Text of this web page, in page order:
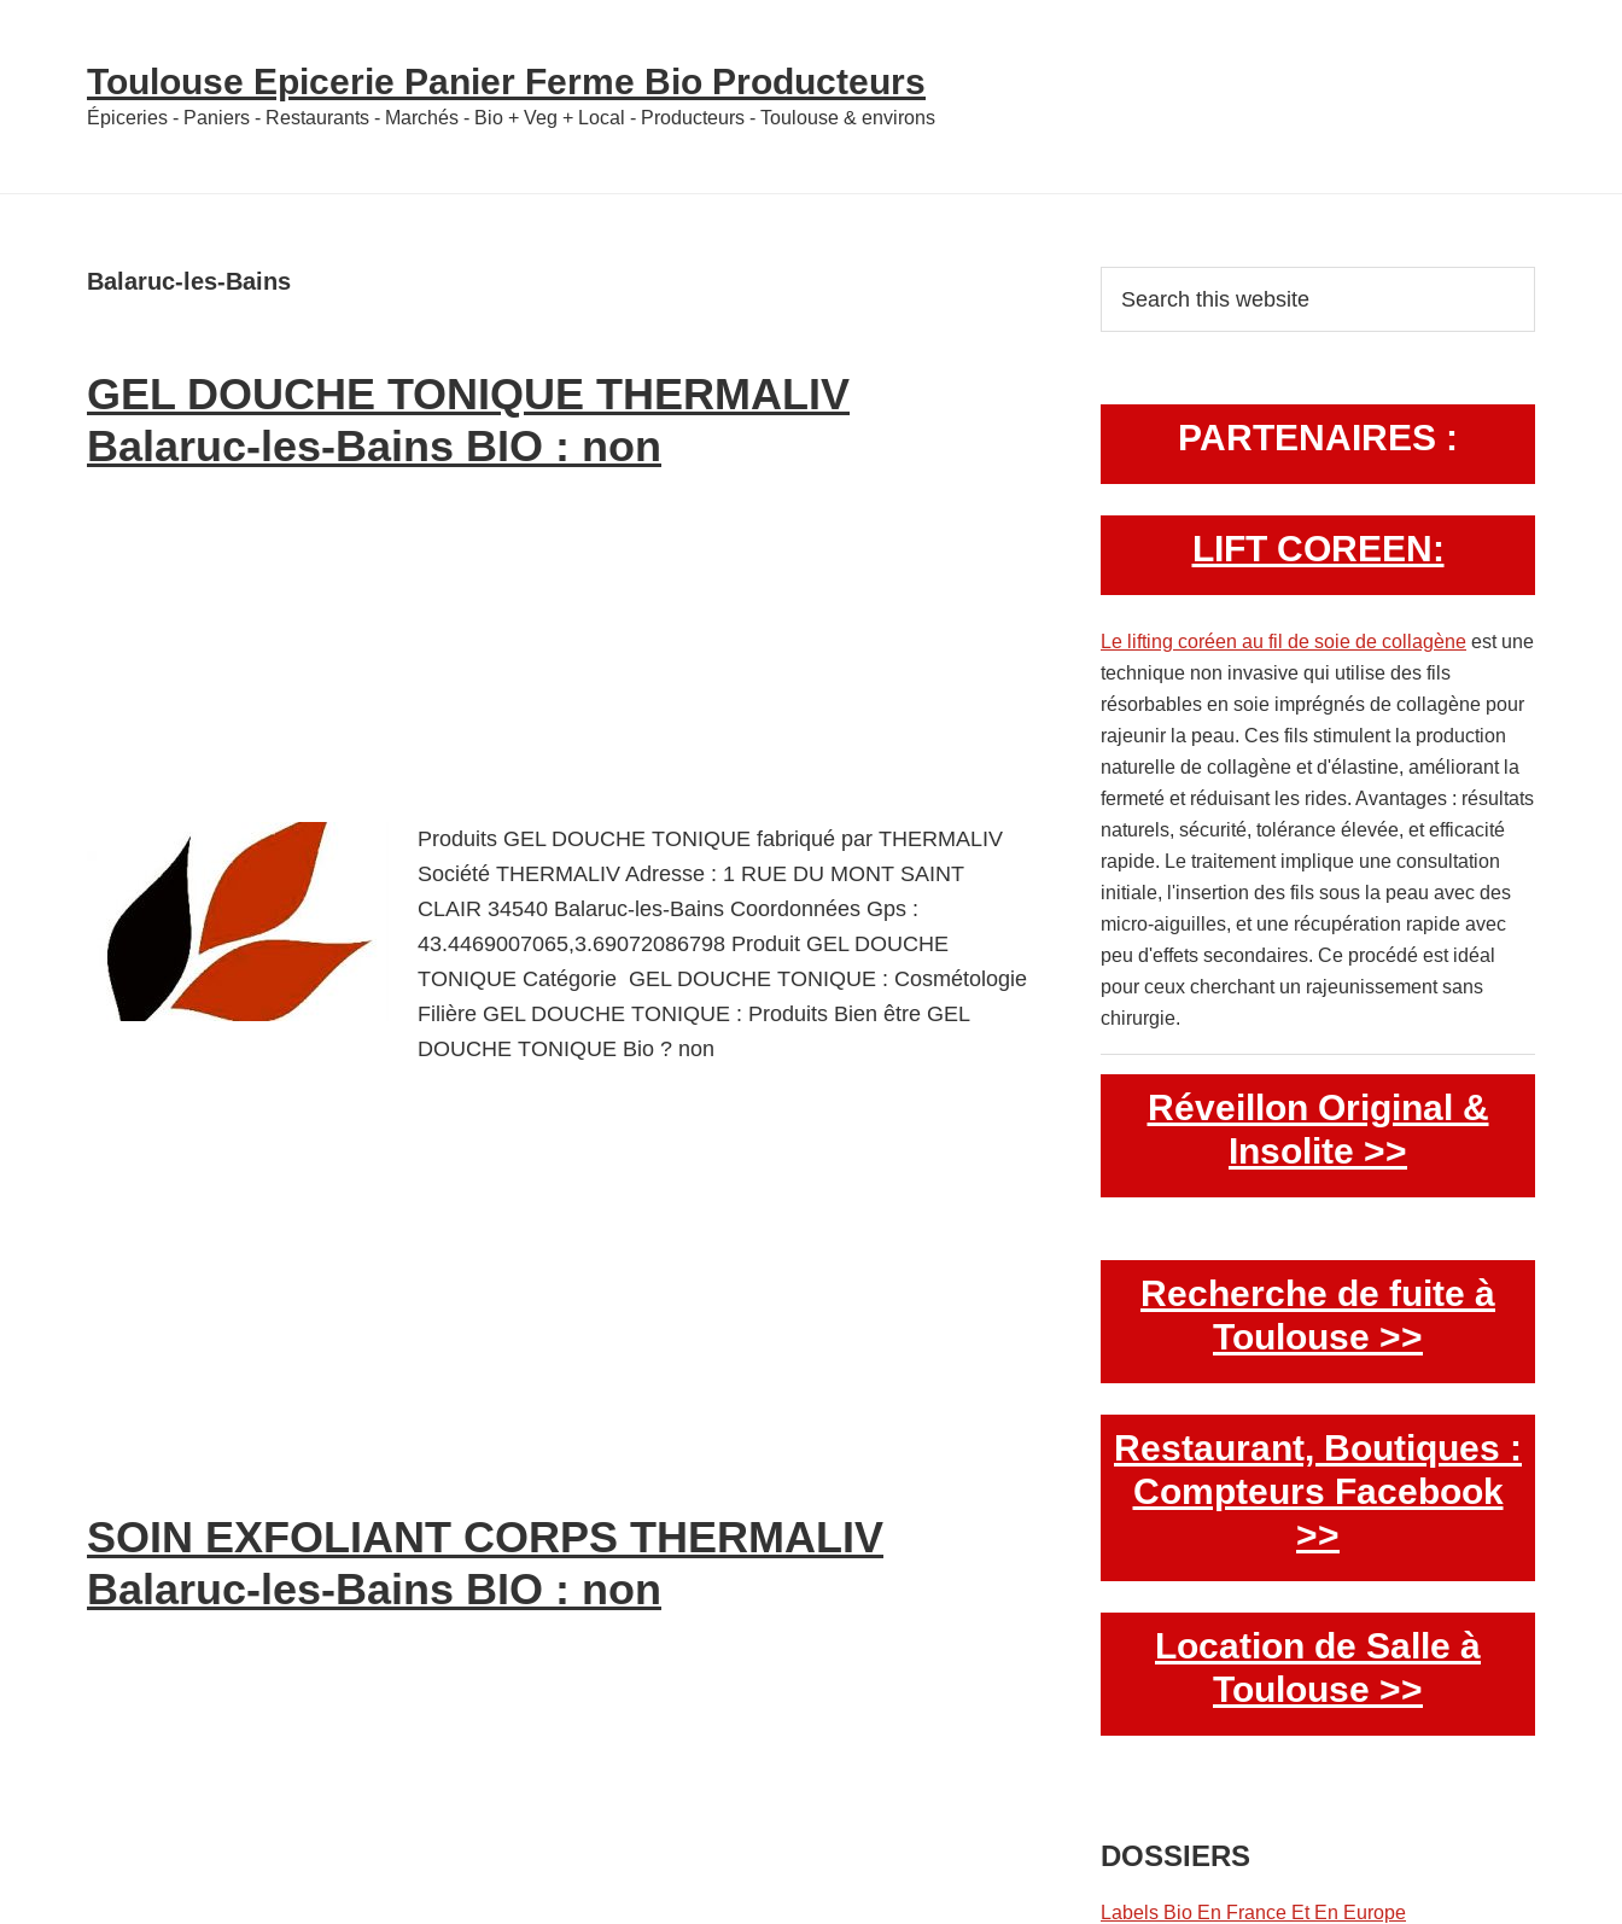
Toulouse Epicerie Panier Ferme Bio Producteurs
Épiceries - Paniers - Restaurants - Marchés - Bio + Veg + Local - Producteurs - Toulouse & environs
Balaruc-les-Bains
GEL DOUCHE TONIQUE THERMALIV
Balaruc-les-Bains BIO : non
Produits GEL DOUCHE TONIQUE fabriqué par THERMALIV
Société THERMALIV Adresse : 1 RUE DU MONT SAINT
CLAIR 34540 Balaruc-les-Bains Coordonnées Gps :
43.4469007065,3.69072086798 Produit GEL DOUCHE
TONIQUE Catégorie GEL DOUCHE TONIQUE : Cosmétologie
Filière GEL DOUCHE TONIQUE : Produits Bien être GEL
DOUCHE TONIQUE Bio ? non
SOIN EXFOLIANT CORPS THERMALIV
Balaruc-les-Bains BIO : non
Primary
Sidebar
this
PARTENAIRES :
LIFT COREEN:
Le lifting coréen au fil de soie de collagène est une
technique non invasive qui utilise des fils
résorbables en soie imprégnés de collagène pour
rajeunir la peau. Ces fils stimulent la production
naturelle de collagène et d'élastine, améliorant la
fermeté et réduisant les rides. Avantages : résultats
naturels, sécurité, tolérance élevée, et efficacité
rapide. Le traitement implique une consultation
initiale, l'insertion des fils sous la peau avec des
micro-aiguilles, et une récupération rapide avec
peu d'effets secondaires. Ce procédé est idéal
pour ceux cherchant un rajeunissement sans
chirurgie.
Réveillon Original &
Insolite >>
Recherche de fuite à
Toulouse >>
Restaurant, Boutiques :
Compteurs Facebook
>>
Location de Salle à
Toulouse >>
DOSSIERS
Labels Bio En France Et En Europe